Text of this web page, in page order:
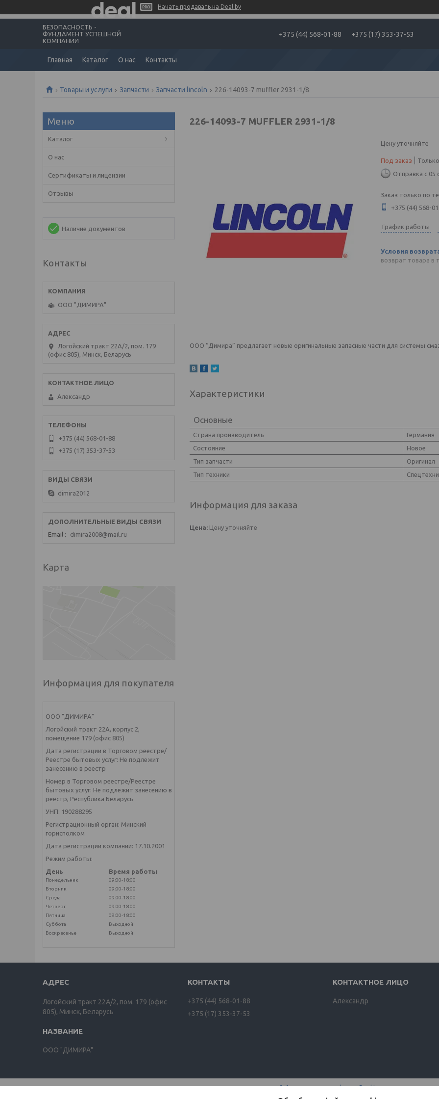
Начать продавать на Deal.by
БЕЗОПАСНОСТЬ -
ФУНДАМЕНТ УСПЕШНОЙ
КОМПАНИИ
+375 (44) 568-01-88 +375 (17) 353-37-53
Главная Каталог О нас Контакты
Товары и услуги Запчасти Запчасти lincoln 226-14093-7 muffler 2931-1/8
226-14093-7 MUFFLER 2931-1/8
Цену уточняйте
Под заказ
Отправка с 05
Заказ только по
+375 (44) 568-
График работы
возврат товара в
ООО “Димира” предлагает новые оригинальные запасные части для системы
Характеристики
Основные
Страна производитель
Германия
Состояние
Новое
Тип запчасти
Оригинал
Тип техники
Информация для заказа
Цена: Цену уточняйте
Каталог
О нас
Сертификаты и лицензии
Отзывы
Наличие документов
Контакты
ООО "ДИМИРА"
Логойский тракт 22А/2, пом. 179
(офис 805), Минск, Беларусь
Александр
+375 (44) 568-01-88
+375 (17) 353-37-53
dimira2012
Email dimira2008@mail.ru
Карта
Информация для покупателя
ООО "ДИМИРА"
Логойский тракт 22А, корпус 2,
помещение 179 (офис 805)
Дата регистрации в Торговом реестре/
Реестре бытовых услуг: Не подлежит
занесению в реестр
Номер в Торговом реестре/Реестре
бытовых услуг: Не подлежит занесению в
реестр, Республика Беларусь
УНП: 190288295
Регистрационный орган: Минский
горисполком
Дата регистрации компании: 17.10.2001
Режим работы:
День
Время работы
Понедельник
09:00-18:00
Вторник
09:00-18:00
Среда
09:00-18:00
Четверг
09:00-18:00
Пятница
09:00-18:00
Суббота
Выходной
Воскресенье
Выходной
Логойский тракт 22А/2, пом. 179 (офис
805), Минск, Беларусь
ООО "ДИМИРА"
+375 (44) 568-01-88
+375 (17) 353-37-53
Александр
Сайт создан на платформе Deal.by
Политика обработки файлов cookies